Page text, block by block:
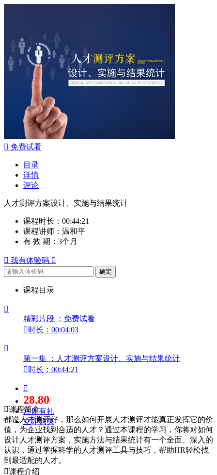
 免费试看
目录
详情
评论
人才测评方案设计、实施与结果统计
课程时长： 00:44:21
课程讲师： 温和平
有 效 期： 3个月
 我有体验码 
确定
课程目录

精彩片段 ：免费试看
时长：00:04:03

第一集 ：人才测评方案设计、实施与结果统计
时长：00:44:21

28.80
注册有礼
立即购买
课程简介
都说人才测评好，那么如何开展人才测评才能真正发挥它的价
值，为企业找到合适的人才？通过本课程的学习，你将对如何
设计人才测评方案，实施方法与结果统计有一个全面、深入的
认识，通过掌握科学的人才测评工具与技巧，帮助HR轻松找
到最适配的人才。
课程介绍